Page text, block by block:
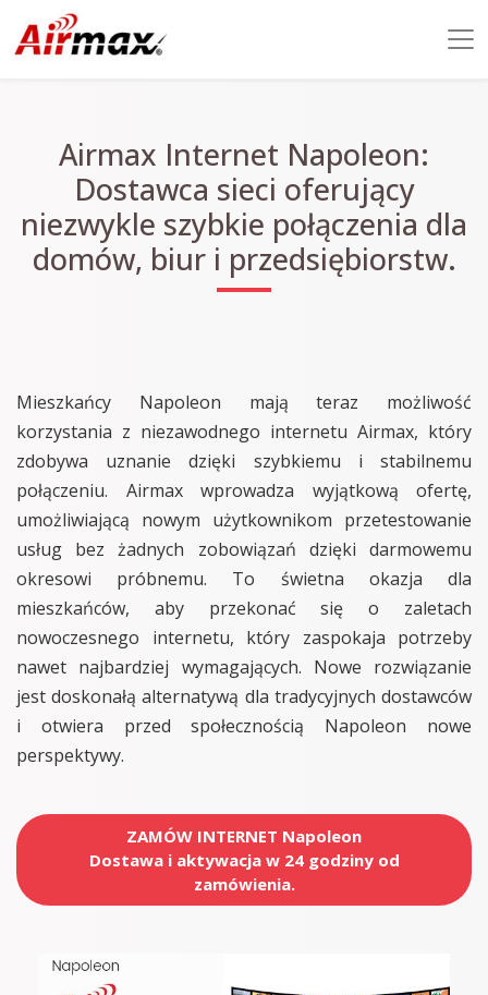
Airmax Internet Napoleon:
Dostawca sieci oferujący
niezwykle szybkie połączenia dla
domów, biur i przedsiębiorstw.
Mieszkańcy Napoleon mają teraz możliwość
korzystania z niezawodnego internetu Airmax, który
zdobywa uznanie dzięki szybkiemu i stabilnemu
połączeniu. Airmax wprowadza wyjątkową ofertę,
umożliwiającą nowym użytkownikom przetestowanie
usług bez żadnych zobowiązań dzięki darmowemu
okresowi próbnemu. To świetna okazja dla
mieszkańców, aby przekonać się o zaletach
nowoczesnego internetu, który zaspokaja potrzeby
nawet najbardziej wymagających. Nowe rozwiązanie
jest doskonałą alternatywą dla tradycyjnych dostawców
i otwiera przed społecznością Napoleon nowe
perspektywy.
ZAMÓW INTERNET Napoleon
Dostawa i aktywacja w 24 godziny od
zamówienia.